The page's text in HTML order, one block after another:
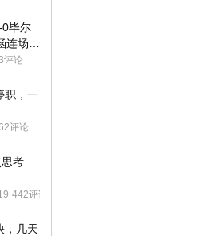
毕尔
场破
评论
职，一
评论
思考
442评论
，几天